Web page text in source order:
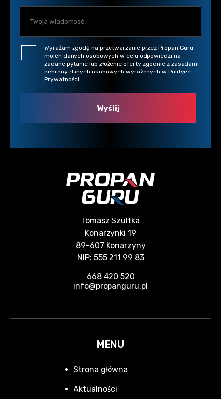
Wyrażam zgodę na przetwarzanie przez Propan Guru
moich danych osobowych w celu odpowiedzi na
zadane pytanie lub złożenie oferty zgodnie z zasadami
ochrony danych osobowych wyrażonych w Polityce
Prywatności.
Tomasz Szultka
Konarzynki 19
89-607 Konarzyny
NIP: 555 211 99 83
668 420 520
info@propanguru.pl
MENU
Strona główna
Aktualności